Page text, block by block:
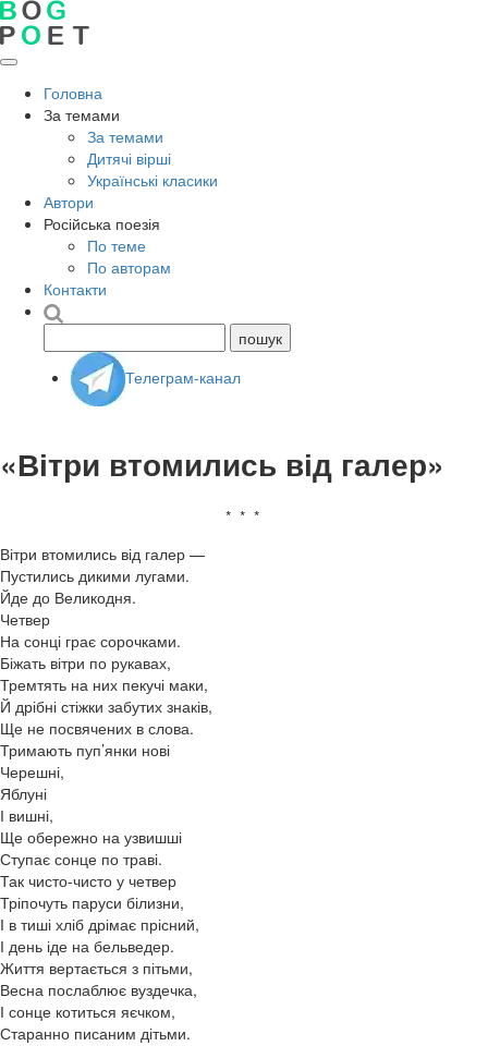
Головна
За темами
За темами
Дитячі вірші
Українські класики
Автори
Російська поезія
По теме
По авторам
Контакти
Телеграм-канал
«Вітри втомились від галер»
* * *
Вітри втомились від галер —
Пустились дикими лугами.
Йде до Великодня.
Четвер
На сонці грає сорочками.
Біжать вітри по рукавах,
Тремтять на них пекучі маки,
Й дрібні стіжки забутих знаків,
Ще не посвячених в слова.
Тримають пуп’янки нові
Черешні,
Яблуні
І вишні,
Ще обережно на узвишші
Ступає сонце по траві.
Так чисто-чисто у четвер
Тріпочуть паруси білизни,
І в тиші хліб дрімає прісний,
І день іде на бельведер.
Життя вертається з пітьми,
Весна послаблює вуздечка,
І сонце котиться яєчком,
Старанно писаним дітьми.